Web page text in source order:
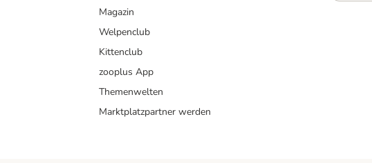
Magazin
Welpenclub
Kittenclub
zooplus App
Themenwelten
Marktplatzpartner werden